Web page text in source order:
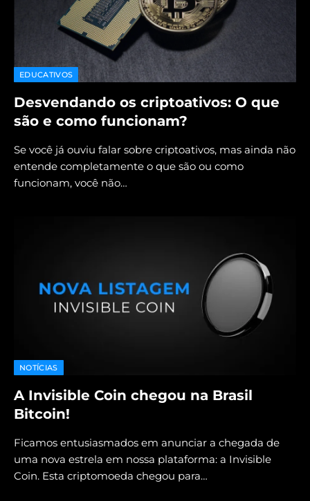
EDUCATIVOS
Desvendando os criptoativos: O que
são e como funcionam?
Se você já ouviu falar sobre criptoativos, mas ainda não
entende completamente o que são ou como
funcionam, você não…
NOTÍCIAS
A Invisible Coin chegou na Brasil
Bitcoin!
Ficamos entusiasmados em anunciar a chegada de
uma nova estrela em nossa plataforma: a Invisible
Coin. Esta criptomoeda chegou para…